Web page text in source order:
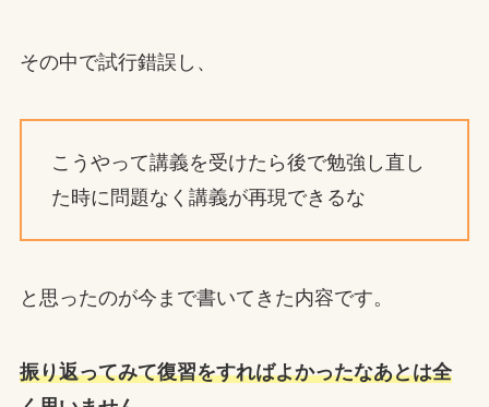
その中で試行錯誤し、
こうやって講義を受けたら後で勉強し直し
た時に問題なく講義が再現できるな
と思ったのが今まで書いてきた内容です。
振り返ってみて復習をすればよかったなあとは全